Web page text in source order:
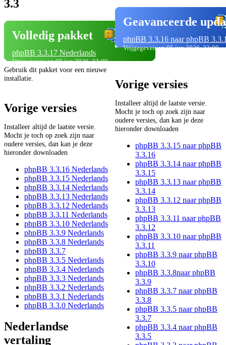
3.3
Volledig pakket
phpBB 3.3.17 Nederlands
Vrijgegeven op 05 jun 2026, 23:00
Gebruik dit pakket voor een nieuwe
installatie.
Vorige versies
Installeer altijd de laatste versie.
Mocht je toch op zoek zijn naar
oudere versies, dan kan je deze
hieronder downloaden
phpBB 3.3.16 Nederlands
phpBB 3.3.15 Nederlands
phpBB 3.3.14 Nederlands
phpBB 3.3.13 Nederlands
phpBB 3.3.12 Nederlands
phpBB 3.3.11 Nederlands
phpBB 3.3.10 Nederlands
phpBB 3.3.9 Nederlands
phpBB 3.3.8 Nederlands
phpBB 3.3.7
phpBB 3.3.5 Nederlands
phpBB 3.3.4 Nederlands
phpBB 3.3.3 Nederlands
phpBB 3.3.2 Nederlands
phpBB 3.3.1 Nederlands
phpBB 3.3.0 Nederlands
Nederlandse
vertaling
Geavanceerde
phpBB 3.3.16 naar phpBB
Vrijgegeven op 05 jun 2026, 23:00
Vorige versies
Installeer altijd de laatste versie.
Mocht je toch op zoek zijn naar
oudere versies, dan kan je deze
hieronder downloaden
phpBB 3.3.15 naar phpBB
3.3.16
phpBB 3.3.14 naar phpBB
3.3.15
phpBB 3.3.13 naar phpBB
3.3.14
phpBB 3.3.12 naar phpBB
3.3.13
phpBB 3.3.11 naar phpBB
3.3.12
phpBB 3.3.10 naar phpBB
3.3.11
phpBB 3.3.9 naar phpBB
3.3.10
phpBB 3.3.8naar phpBB
3.3.9
phpBB 3.3.7 naar phpBB
3.3.8
phpBB 3.3.5 naar phpBB
3.3.7
phpBB 3.3.4 naar phpBB
3.3.5